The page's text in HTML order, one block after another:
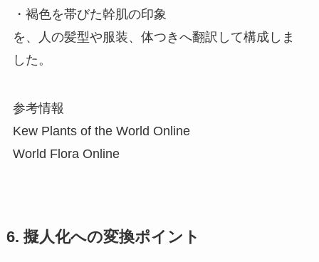
・褐色を帯びた幹肌の印象
を、人の髪型や服装、体つきへ翻訳して構成しま
した。
参考情報
Kew Plants of the World Online
World Flora Online
6. 擬人化への変換ポイント